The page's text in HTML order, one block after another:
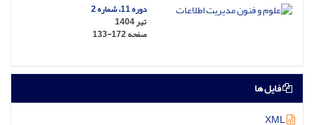
دوره 11، شماره 2
تیر 1404
صفحه133-172
فایل ها